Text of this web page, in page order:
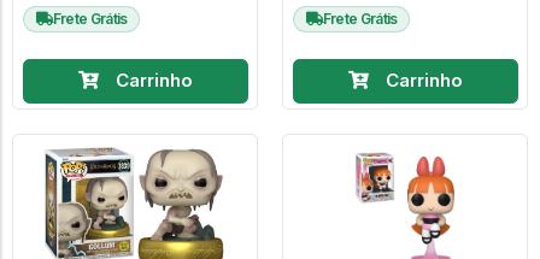
Frete Grátis
Carrinho
Frete Grátis
Carrinho